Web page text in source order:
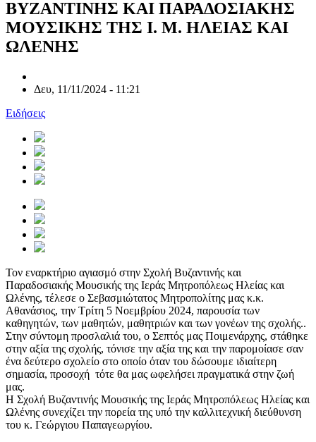
ΒΥΖΑΝΤΙΝΗΣ ΚΑΙ ΠΑΡΑΔΟΣΙΑΚΗΣ
ΜΟΥΣΙΚΗΣ ΤΗΣ Ι. Μ. ΗΛΕΙΑΣ ΚΑΙ
ΩΛΕΝΗΣ
Δευ, 11/11/2024 - 11:21
Ειδήσεις
Τον εναρκτήριο αγιασμό στην Σχολή Βυζαντινής και
Παραδοσιακής Μουσικής της Ιεράς Μητροπόλεως Ηλείας και
Ωλένης, τέλεσε ο Σεβασμιώτατος Μητροπολίτης μας κ.κ.
Αθανάσιος, την Τρίτη 5 Νοεμβρίου 2024, παρουσία των
καθηγητών, των μαθητών, μαθητριών και των γονέων της σχολής..
Στην σύντομη προσλαλιά του, ο Σεπτός μας Ποιμενάρχης, στάθηκε
στην αξία της σχολής, τόνισε την αξία της και την παρομοίασε σαν
ένα δεύτερο σχολείο στο οποίο όταν του δώσουμε ιδιαίτερη
σημασία, προσοχή τότε θα μας ωφελήσει πραγματικά στην ζωή
μας.
Η Σχολή Βυζαντινής Μουσικής της Ιεράς Μητροπόλεως Ηλείας και
Ωλένης συνεχίζει την πορεία της υπό την καλλιτεχνική διεύθυνση
του κ. Γεώργιου Παπαγεωργίου.